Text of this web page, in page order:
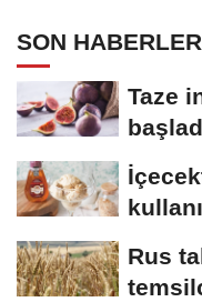
SON HABERLER
Taze
Rus